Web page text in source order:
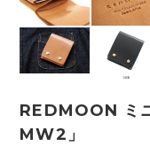
REDMOON ミ
MW2」